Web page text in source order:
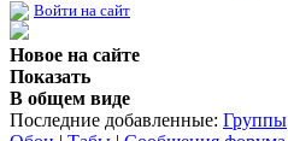
Войти на сайт
Новое на сайте
Показать
В общем виде
Последние добавленные: Группы